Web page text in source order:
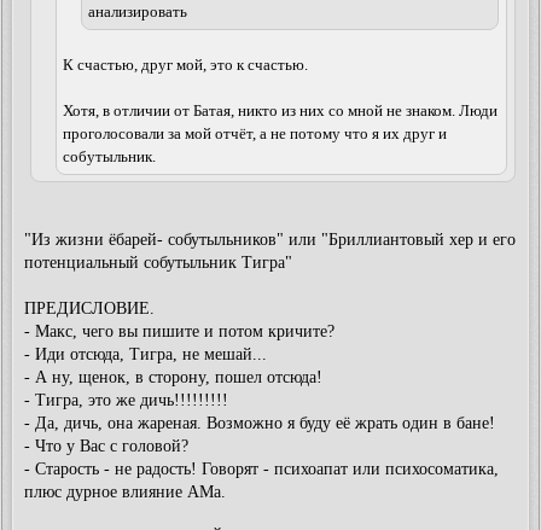
анализировать
К счастью, друг мой, это к счастью.
Хотя, в отличии от Батая, никто из них со мной не знаком. Люди
проголосовали за мой отчёт, а не потому что я их друг и
собутыльник.
"Из жизни ёбарей- собутыльников" или "Бриллиантовый хер и его
потенциальный собутыльник Тигра"
ПРЕДИСЛОВИЕ.
- Макс, чего вы пишите и потом кричите?
- Иди отсюда, Тигра, не мешай...
- А ну, щенок, в сторону, пошел отсюда!
- Тигра, это же дичь!!!!!!!!!
- Да, дичь, она жареная. Возможно я буду её жрать один в бане!
- Что у Вас с головой?
- Старость - не радость! Говорят - психоапат или психосоматика,
плюс дурное влияние АМа.